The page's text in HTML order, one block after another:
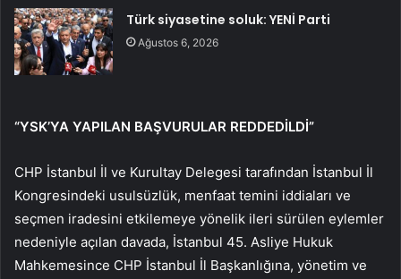
Türk siyasetine soluk: YENİ Parti
Ağustos 6, 2026
“YSK’YA YAPILAN BAŞVURULAR REDDEDİLDİ”
CHP İstanbul İl ve Kurultay Delegesi tarafından İstanbul İl
Kongresindeki usulsüzlük, menfaat temini iddiaları ve
seçmen iradesini etkilemeye yönelik ileri sürülen eylemler
nedeniyle açılan davada, İstanbul 45. Asliye Hukuk
Mahkemesince CHP İstanbul İl Başkanlığına, yönetim ve